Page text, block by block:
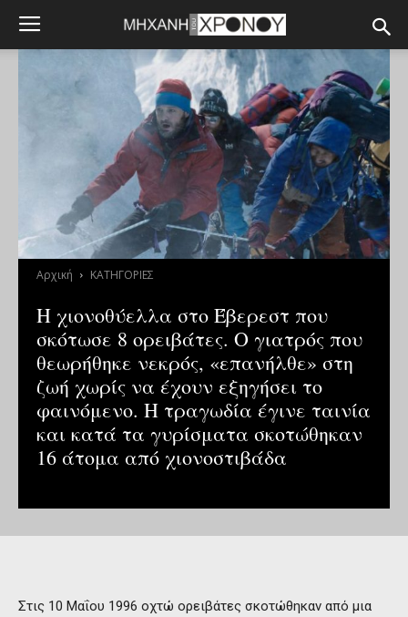
Αρχική ΚΑΤΗΓΟΡΙΕΣ
Η χιονοθύελλα στο Έβερεστ που
σκότωσε 8 ορειβάτες. Ο γιατρός που
θεωρήθηκε νεκρός, «επανήλθε» στη
ζωή χωρίς να έχουν εξηγήσει το
φαινόμενο. Η τραγωδία έγινε ταινία
και κατά τα γυρίσματα σκοτώθηκαν
16 άτομα από χιονοστιβάδα
Στις 10 Μαΐου 1996 οχτώ ορειβάτες σκοτώθηκαν από μια